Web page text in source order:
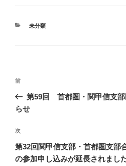
カ
未分類
投
ナ
ゲ
ー
シ
前
の
投
前
第59回 首都圏・関甲信支部
らせ
次
の
投
次
第32回関甲信支部・首都圏支部
の参加申し込みが延長されまし